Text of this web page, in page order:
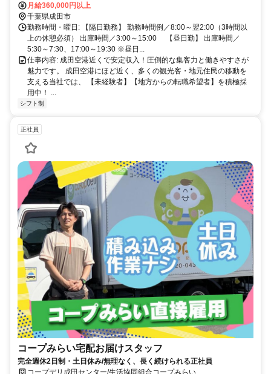
入口から徒歩1分 ●マイカー通勤可能
月給360,000円以上
千葉県成田市
勤務時間・曜日: 【隔日勤務】 勤務時間例／8:00～翌2:00（3時間以
上の休憩必須） 出庫時間／3:00～15:00 【昼日勤】 出庫時間／
5:30～7:30、17:00～19:30 ※昼日...
仕事内容: 成田空港近くで安定収入！圧倒的な集客力と働きやすさが
魅力です。 成田空港にほど近く、多くの観光客・地元住民の移動を
支える当社では、 【未経験者】【地方からの転職希望者】を積極採
用中！ ...
シフト制
正社員
コープみらい宅配お届けスタッフ
完全週休2日制・土日休み/無理なく、長く続けられる正社員
コープデリ成田センター/生活協同組合コープみらい